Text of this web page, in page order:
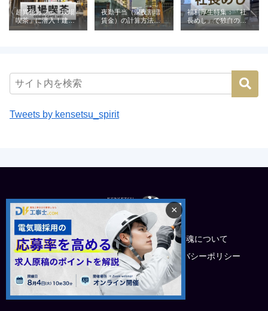
超異色カフェ「現場
喫茶」に潜入！建設
業が営む喫茶の意外
夜勤手当（深夜割増
賃金）の計算方法と
福利厚生特集：「社
長めし」で独自の魅
力を発信（株式会社
Tweets by kensetsu_spirit
トップ
建設魂について
電工採用でお悩みの企業様
プライバシーポリシー
運営会社
© 2022 建設魂.
×